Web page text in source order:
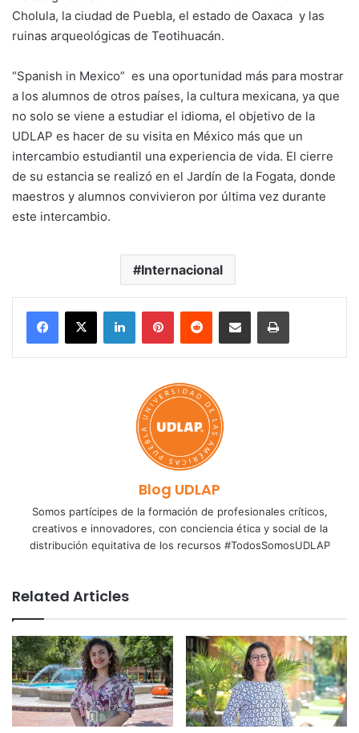
Cholula, la ciudad de Puebla, el estado de Oaxaca y las
ruinas arqueológicas de Teotihuacán.
“Spanish in Mexico” es una oportunidad más para mostrar
a los alumnos de otros países, la cultura mexicana, ya que
no solo se viene a estudiar el idioma, el objetivo de la
UDLAP es hacer de su visita en México más que un
intercambio estudiantil una experiencia de vida. El cierre
de su estancia se realizó en el Jardín de la Fogata, donde
maestros y alumnos convivieron por última vez durante
este intercambio.
Internacional
LinkedInPinterestReddit Share via Email Print
Blog UDLAP
Somos partícipes de la formación de profesionales críticos,
creativos e innovadores, con conciencia ética y social de la
distribución equitativa de los recursos #TodosSomosUDLAP
Related Articles